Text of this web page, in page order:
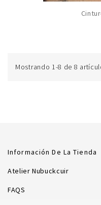
Mostrando 1-8 de 8
Información De La Tienda
Atelier Nubuckcuir
FAQS